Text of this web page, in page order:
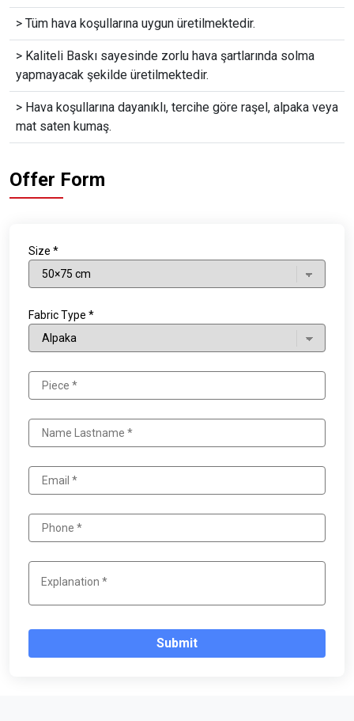
> Tüm hava koşullarına uygun üretilmektedir.
> Kaliteli Baskı sayesinde zorlu hava şartlarında solma
yapmayacak şekilde üretilmektedir.
> Hava koşullarına dayanıklı, tercihe göre raşel, alpaka veya
mat saten kumaş.
Offer Form
Size *
Fabric Type *
Submit